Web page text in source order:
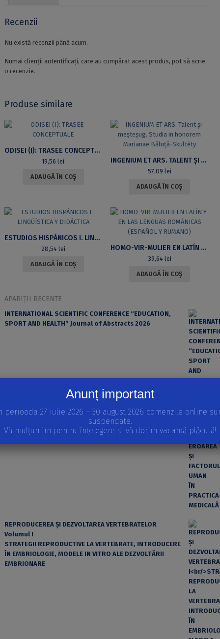
Recenzii
Nu există recenzii până acum.
Numai clienții autentificați, care au cumpărat acest produs, pot să scrie
o recenzie.
Produse similare
ODISEI (I): TRASEE CONCEPTUALE
19,56lei
ADAUGĂ ÎN COȘ
INGENIUM ET ARS. TALENT ȘI MEȘTEȘUG. STUDIA IN HONOREM MARIANAE BĂLUȚĂ-SKULTÉTY
57,09 lei
ADAUGĂ ÎN COȘ
ESTUDIOS HISPÁNICOS I. LINGÜÍSTICA Y DIDÁCTICA
28,54 lei
ADAUGĂ ÎN COȘ
HOMO-VIR-MULIER EN LATÍN Y EN LAS LENGUAS ROMÁNICAS (ESPAÑOL Y RUMANO)
39,64 lei
ADAUGĂ ÎN COȘ
APARIȚII RECENTE
INTERNATIONAL SCIENTIFIC CONFERENCE “EDUCATION,
SPORT AND HEALTH” Journal of Abstracts 2026
REPRODUCEREA ȘI DEZVOLTAREA VERTEBRATELOR
Volumul I
STRATEGII REPRODUCTIVE LA VERTEBRATE, INTRODUCERE
ÎN EMBRIOLOGIE, MODELE IN VITRO ALE DEZVOLTĂRII
EMBRIONARE
Anunț important
perioada 27 iulie 2026 – 30 august 2026 comenzile online
suspendate.
Vă mulțumim pentru înțelegere și vă dorim vacanță plăcută!